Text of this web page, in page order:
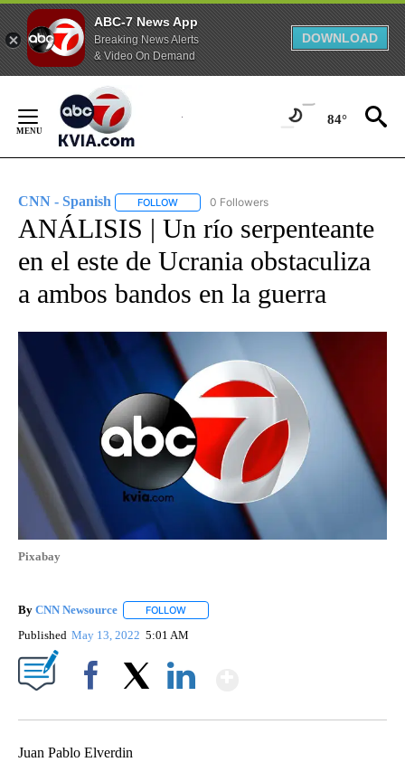
ABC-7 News App
Breaking News Alerts
& Video On Demand
DOWNLOAD
Content
84°
CNN - Spanish FOLLOW FOLLOW "CNN - SPANISH" TO RECEIVE
0 Followers
ANÁLISIS | Un río serpenteante
en el este de Ucrania obstaculiza
a ambos bandos en la guerra
Pixabay
By CNN Newsource FOLLOW
Published May 13, 2022 5:01 AM
Juan Pablo Elverdin